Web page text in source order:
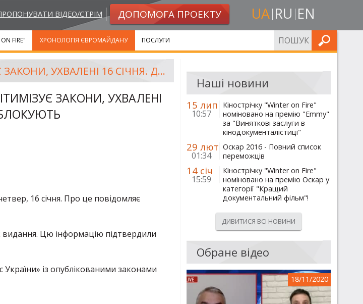
ВІДЕО/СТРІМ ДОПОМОГА ПРОЕКТУ UA RU EN
FIRE" ХРОНОЛОГІЯ ЄВРОМАЙДАНУ ПОСЛУГИ ШУКАТИ
«ГОЛОС УКРАЇНИ» ЛЕГІТИМІЗУЄ ЗАКОНИ, УХВАЛЕНІ 16 СІЧНЯ. ДРУКАРНЮ БЛОКУЮТЬ
ЗАКОНИ, УХВАЛЕНІ
16 січня. Про це повідомляє
видання. Цю інформацію підтвердили
із опублікованими законами
Наші новини
15 лип
10:57
Кінострічку "Winter on Fire"
номіновано на премію "Emmy"
за "Виняткові заслуги в
кінодокументалістиці"
29 лют
01:34
Оскар 2016 - Повний список
переможців
14 січ
15:59
Кінострічку "Winter on Fire"
номіновано на премію Оскар у
категорії "Кращий
документальний фільм"!
ДИВИТИСЯ ВСІ НОВИНИ
Обране відео
18/11/2020